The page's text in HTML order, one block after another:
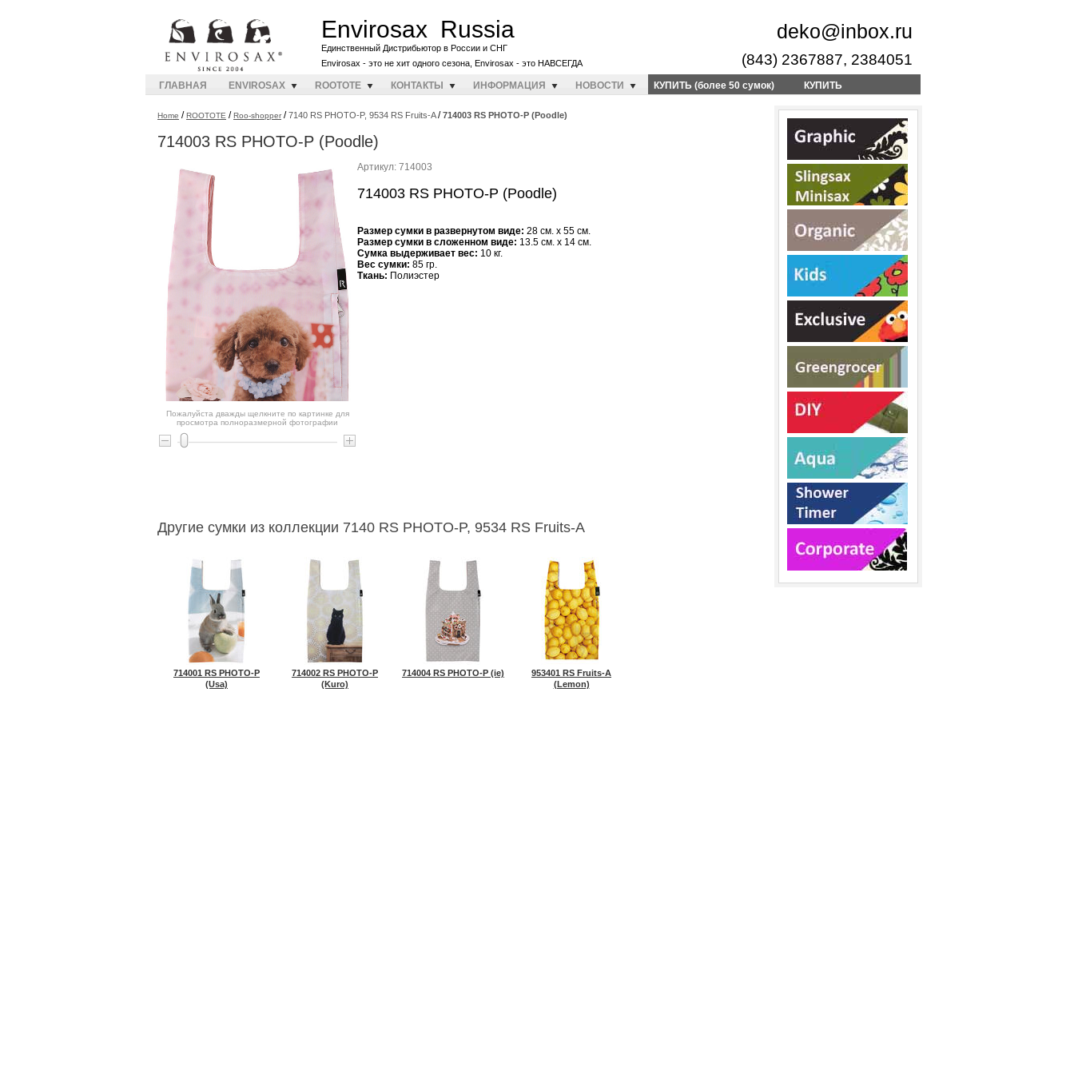
Envirosax Russia
Единственный Дистрибьютор в России и СНГ
Envirosax - это не хит одного сезона, Envirosax - это НАВСЕГДА
deko@inbox.ru
(843) 2367887, 2384051
ГЛАВНАЯ ENVIROSAX ROOTOTE КОНТАКТЫ ИНФОРМАЦИЯ НОВОСТИ КУПИТЬ (более 50 сумок) КУПИТЬ
Home /ROOTOTE /Roo-shopper/7140 RS PHOTO-P, 9534 RS Fruits-A/714003 RS PHOTO-P (Poodle)
714003 RS PHOTO-P (Poodle)
Пожалуйста дважды щелкните по картинке для
просмотра полноразмерной фотографии
Артикул: 714003
714003 RS PHOTO-P (Poodle)
Размер сумки в развернутом виде: 28 см. x 55 см.
Размер сумки в сложенном виде: 13.5 см. x 14 см.
Cумка выдерживает вес: 10 кг.
Вес сумки: 85 гр.
Ткань: Полиэстер
Другие сумки из коллекции 7140 RS PHOTO-P, 9534 RS Fruits-A
714001 RS PHOTO-P
(Usa)
714002 RS PHOTO-P
(Kuro)
714004 RS PHOTO-P (ie)
953401 RS Fruits-A
(Lemon)